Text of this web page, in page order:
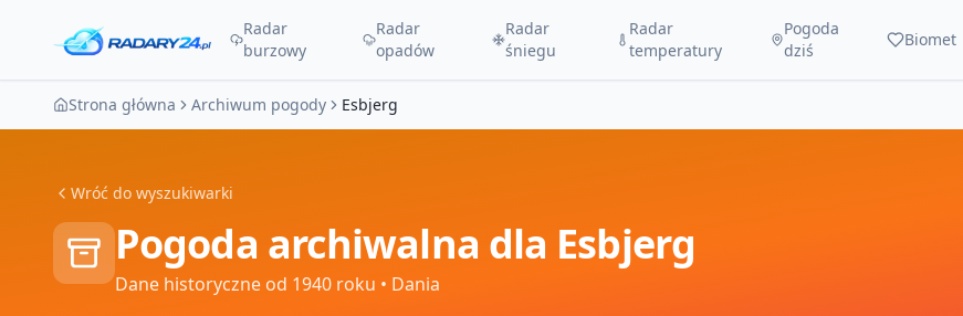
Radar
burzowy
Radar
opadów
Radar
śniegu
Radar
temperatury
Pogoda
dziś
Biomet
Strona główna Archiwum pogody Esbjerg
Wróć do wyszukiwarki
Pogoda archiwalna dla Esbjerg
Dane historyczne od 1940 roku • Dania